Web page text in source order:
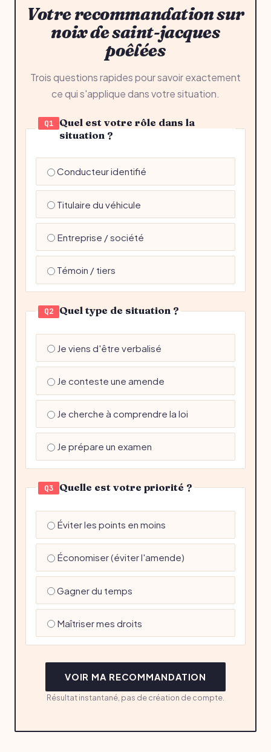
Votre recommandation sur
noix de saint-jacques
poêlées
Trois questions rapides pour savoir exactement
ce qui s'applique dans votre situation.
Q1
Quel est votre rôle dans la
situation ?
Conducteur identifié
Titulaire du véhicule
Entreprise / société
Témoin / tiers
Q2 Quel type de situation ?
Je viens d'être verbalisé
Je conteste une amende
Je cherche à comprendre la loi
Je prépare un examen
Q3 Quelle est votre priorité ?
Éviter les points en moins
Économiser (éviter l'amende)
Gagner du temps
Maîtriser mes droits
VOIR MA RECOMMANDATION
Résultat instantané, pas de création de compte.